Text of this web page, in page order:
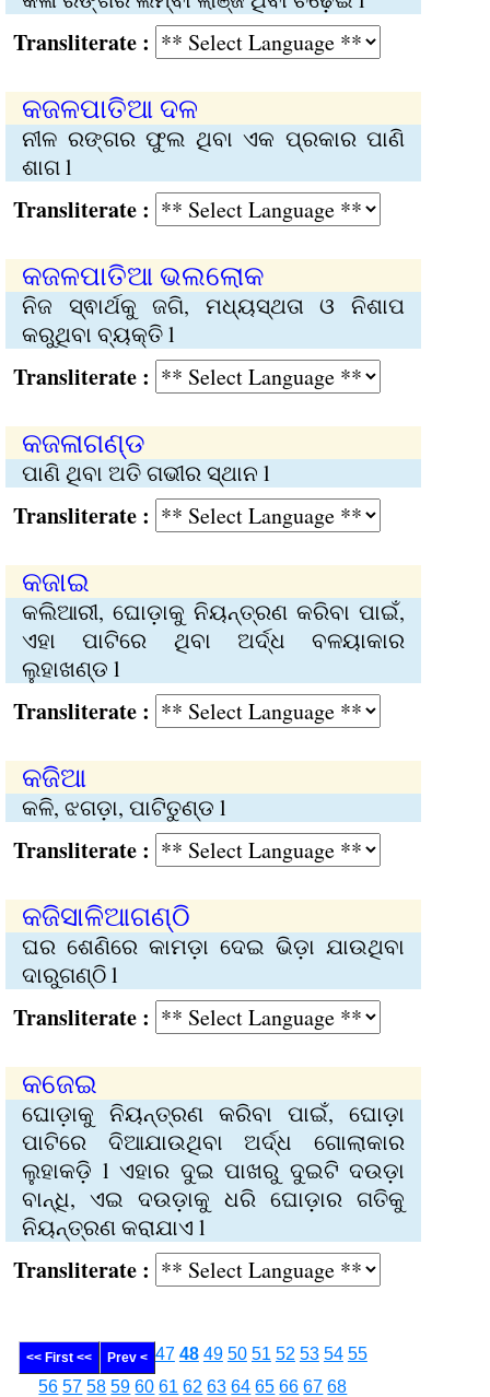
:
କଜଳପାତିଆ ଦଳ
ନୀଳ ରଙ୍ଗର ଫୁଲ ଥିବା ଏକ ପ୍ରକାର ପାଣି
ଶାଗ l
:
କଜଳପାତିଆ ଭଲଲୋକ
ନିଜ ସ୍ଵାର୍ଥକୁ ଜଗି, ମଧ୍ୟସ୍ଥତା ଓ ନିଶାପ
କରୁଥିବା ବ୍ୟକ୍ତି l
:
କଜଳାଗଣ୍ଡ
ପାଣି ଥିବା ଅତି ଗଭୀର ସ୍ଥାନ l
:
କଜାଇ
କଲିଆରୀ, ଘୋଡ଼ାକୁ ନିୟନ୍ତ୍ରଣ କରିବା ପାଇଁ,
ଏହା ପାଟିରେ ଥିବା ଅର୍ଦ୍ଧ ବଳୟାକାର
ଲୁହାଖଣ୍ଡ l
:
କଜିଆ
କଳି, ଝଗଡ଼ା, ପାଟିତୁଣ୍ଡ l
:
କଜିସାଳିଆଗଣ୍ଠି
ଘର ଶେଣିରେ କାମଡ଼ା ଦେଇ ଭିଡ଼ା ଯାଉଥିବା
ଦାରୁଗଣ୍ଠି l
:
କଜେଇ
ଘୋଡ଼ାକୁ ନିୟନ୍ତ୍ରଣ କରିବା ପାଇଁ, ଘୋଡ଼ା
ପାଟିରେ ଦିଆଯାଉଥିବା ଅର୍ଦ୍ଧ ଗୋଲାକାର
ଲୁହାକଡ଼ି l ଏହାର ଦୁଇ ପାଖରୁ ଦୁଇଟି ଦ‌ଉଡ଼ା
ବାନ୍ଧି, ଏଇ ଦ‌ଉଡ଼ାକୁ ଧରି ଘୋଡ଼ାର ଗତିକୁ
ନିୟନ୍ତ୍ରଣ କରାଯାଏ l
:
<< First << Prev < 47 48 49 50 51 52 53 54 55
56 57 58 59 60 61 62 63 64 65 66 67 68